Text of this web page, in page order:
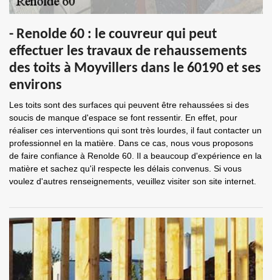
- Renolde 60 : le couvreur qui peut
effectuer les travaux de rehaussements
des toits à Moyvillers dans le 60190 et ses
environs
Les toits sont des surfaces qui peuvent être rehaussées si des
soucis de manque d'espace se font ressentir. En effet, pour
réaliser ces interventions qui sont très lourdes, il faut contacter un
professionnel en la matière. Dans ce cas, nous vous proposons
de faire confiance à Renolde 60. Il a beaucoup d'expérience en la
matière et sachez qu'il respecte les délais convenus. Si vous
voulez d'autres renseignements, veuillez visiter son site internet.